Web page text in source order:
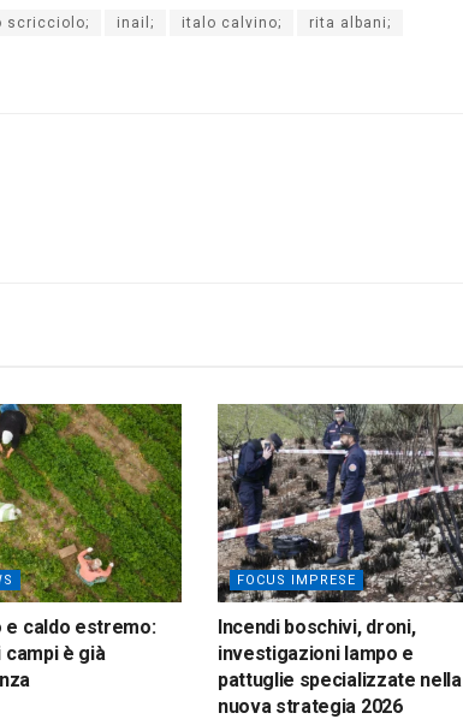
scricciolo; inail; italo calvino; rita albani;
e caldo estremo:
campi è già
FOCUS IMPRESE
Incendi boschivi, droni,
investigazioni lampo e
pattuglie specializzate nella
nuova strategia 2026